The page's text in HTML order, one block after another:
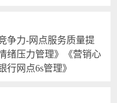
争力-网点服务质量提
绪压力管理》《营销心
网点6s管理》